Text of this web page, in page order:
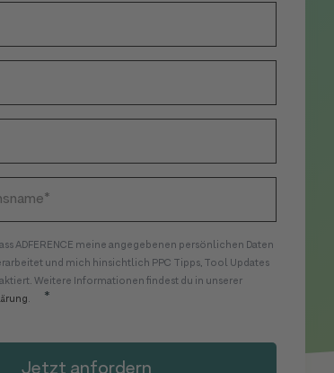
ADFERENCE meine angegebenen persönlichen Daten
und mich hinsichtlich PPC Tipps, Tool Updates
Weitere Informationen findest du in unserer
. *